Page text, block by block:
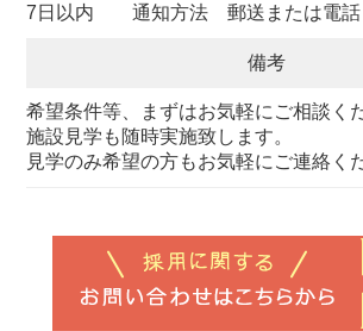
7日以内 通知方法 郵送または電話
備考
希望条件等、まずはお気軽にご相談く
施設見学も随時実施致します。
見学のみ希望の方もお気軽にご連絡く